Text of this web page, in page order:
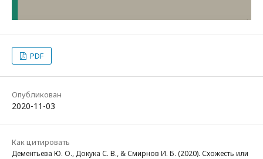
PDF
Опубликован
2020-11-03
Как цитировать
Дементьева Ю. О., Докука С. В., & Смирнов И. Б. (2020). Схожесть или